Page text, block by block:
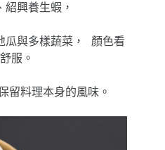
興養生蝦，
瓜與多樣蔬菜， 顏色看
服。
留料理本身的風味。